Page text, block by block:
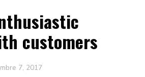
customers
7, 2017